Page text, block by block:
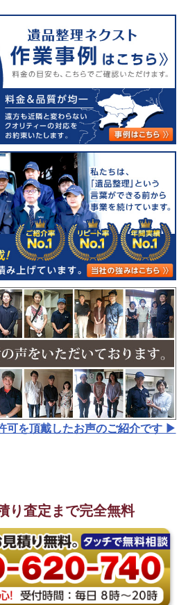
可を頂戴したお声のご紹介です ▶︎
り査定まで完全無料